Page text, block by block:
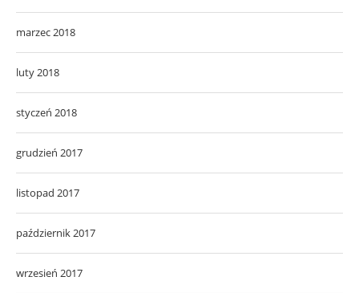
marzec 2018
luty 2018
styczeń 2018
grudzień 2017
listopad 2017
październik 2017
wrzesień 2017